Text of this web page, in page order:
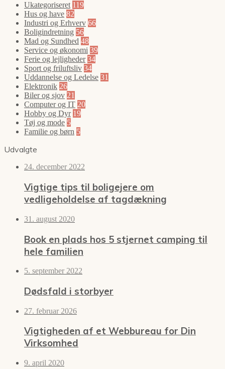
Ukategoriseret 119
Hus og have 82
Industri og Erhverv 66
Boligindretning 56
Mad og Sundhed 48
Service og økonomi 39
Ferie og lejligheder 34
Sport og friluftsliv 34
Uddannelse og Ledelse 31
Elektronik 26
Biler og sjov 21
Computer og IT 20
Hobby og Dyr 19
Tøj og mode 5
Familie og børn 5
Udvalgte
24. december 2022
Vigtige tips til boligejere om
vedligeholdelse af tagdækning
31. august 2020
Book en plads hos 5 stjernet camping til
hele familien
5. september 2022
Dødsfald i storbyer
27. februar 2026
Vigtigheden af et Webbureau for Din
Virksomhed
9. april 2020